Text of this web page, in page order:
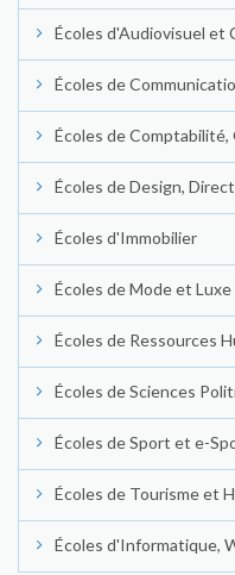
Écoles d'Audiovisuel et
Écoles de
Écoles de
Écoles de Design,
Écoles d'Immobilier
Écoles de Mode et Luxe
Écoles de Ressources
Écoles de Sciences
Écoles de Sport et e-
Écoles de Tourisme et
Écoles d'Informatique,